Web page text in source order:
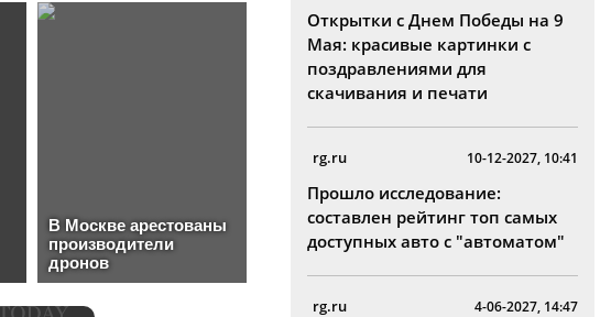
Открытки с Днем Победы на 9
Мая: красивые картинки с
поздравлениями для
скачивания и печати
rg.ru 10-12-2027, 10:41
Прошло исследование:
составлен рейтинг топ самых
доступных авто с "автоматом"
rg.ru 4-06-2027, 14:47